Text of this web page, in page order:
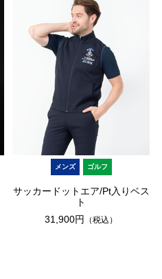
メンズ ゴルフ
サッカードットエア/Pt入りベス
ト
31,900円
（税込）